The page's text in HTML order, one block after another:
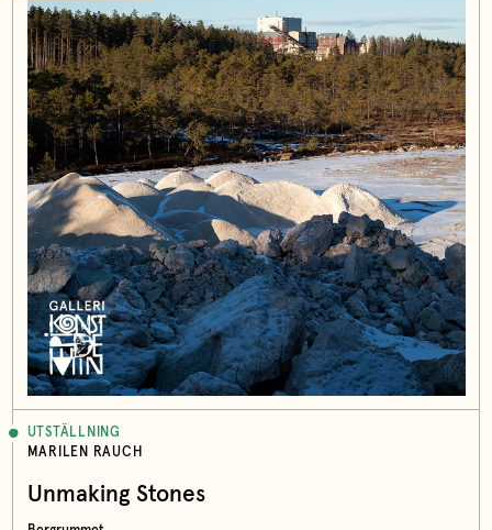
UTSTÄLLNING
MARILEN RAUCH
Unmaking Stones